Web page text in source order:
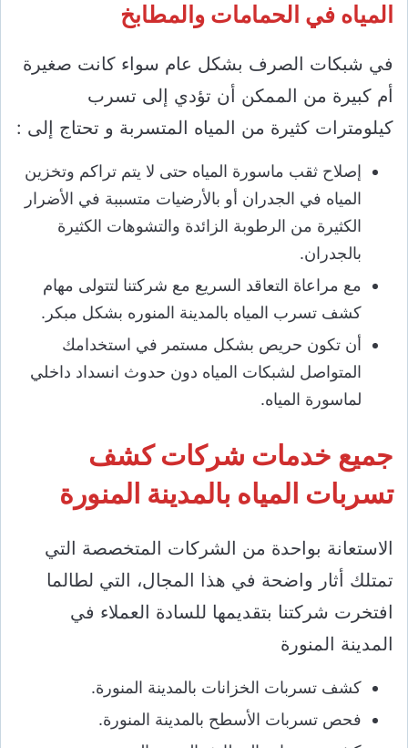
المياه في الحمامات والمطابخ
في شبكات الصرف بشكل عام سواء كانت صغيرة
أم كبيرة من الممكن أن تؤدي إلى تسرب
كيلومترات كثيرة من المياه المتسربة و تحتاج إلى :
إصلاح ثقب ماسورة المياه حتى لا يتم تراكم وتخزين
المياه في الجدران أو بالأرضيات متسببة في الأضرار
الكثيرة من الرطوبة الزائدة والتشوهات الكثيرة
بالجدران.
مع مراعاة التعاقد السريع مع شركتنا لتتولى مهام
كشف تسرب المياه بالمدينة المنوره بشكل مبكر.
أن تكون حريص بشكل مستمر في استخدامك
المتواصل لشبكات المياه دون حدوث انسداد داخلي
لماسورة المياه.
جميع خدمات شركات كشف
تسربات المياه بالمدينة المنورة
الاستعانة بواحدة من الشركات المتخصصة التي
تمتلك أثار واضحة في هذا المجال، التي لطالما
افتخرت شركتنا بتقديمها للسادة العملاء في
المدينة المنورة
كشف تسربات الخزانات بالمدينة المنورة.
فحص تسربات الأسطح بالمدينة المنورة.